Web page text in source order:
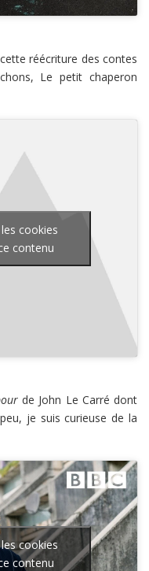
réécriture des contes
Le petit chaperon
cookies
contenu
de John Le Carré dont
je suis curieuse de la
cookies
contenu